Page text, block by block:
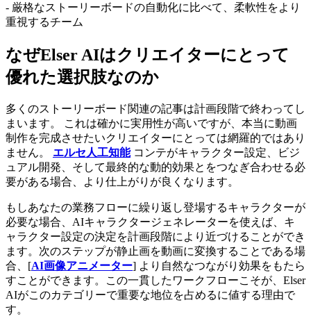
- 厳格なストーリーボードの自動化に比べて、柔軟性をより
重視するチーム
なぜElser AIはクリエイターにとって
優れた選択肢なのか
多くのストーリーボード関連の記事は計画段階で終わってし
まいます。 これは確かに実用性が高いですが、本当に動画
制作を完成させたいクリエイターにとっては網羅的ではあり
ません。 エルセ人工知能コンテがキャラクター設定、ビジ
ュアル開発、そして最終的な動的効果とをつなぎ合わせる必
要がある場合、より仕上がりが良くなります。
もしあなたの業務フローに繰り返し登場するキャラクターが
必要な場合、AIキャラクタージェネレーターを使えば、キ
ャラクター設定の決定を計画段階により近づけることができ
ます。次のステップが静止画を動画に変換することである場
合、[AI画像アニメーター] より自然なつながり効果をもたら
すことができます。この一貫したワークフローこそが、Elser
AIがこのカテゴリーで重要な地位を占めるに値する理由で
す。